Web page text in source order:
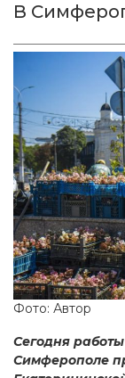
В
Фото: Автор
Сегодня
Симферополе